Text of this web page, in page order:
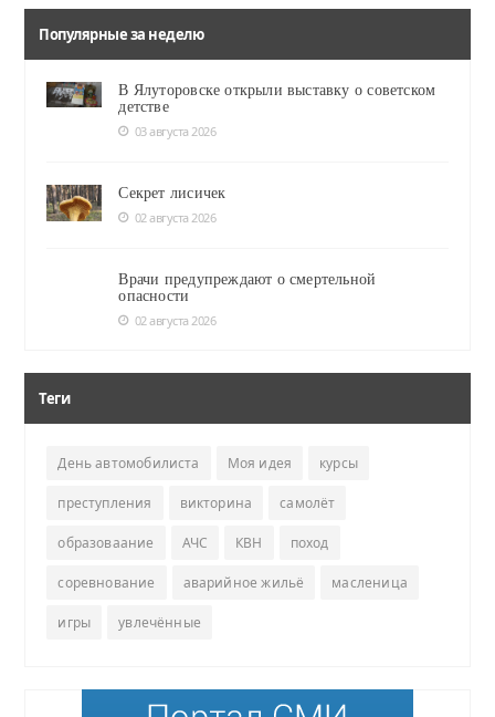
Популярные за неделю
В Ялуторовске открыли выставку о советском
детстве
03 августа 2026
Секрет лисичек
02 августа 2026
Врачи предупреждают о смертельной
опасности
02 августа 2026
Теги
День автомобилиста Моя идея курсы
преступления викторина самолёт
образоваание АЧС КВН поход
соревнование аварийное жильё масленица
игры увлечённые